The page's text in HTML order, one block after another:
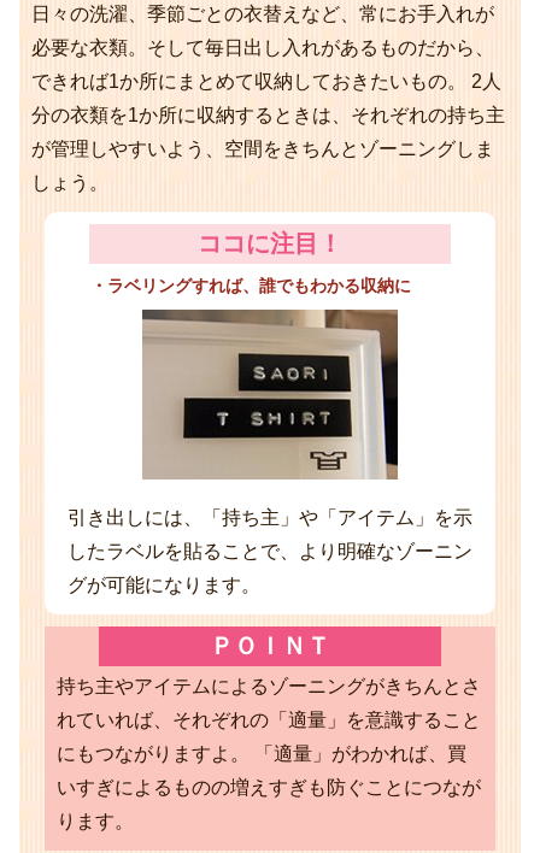
日々の洗濯、季節ごとの衣替えなど、常にお手入れが
必要な衣類。そして毎日出し入れがあるものだから、
できれば1か所にまとめて収納しておきたいもの。 2人
分の衣類を1か所に収納するときは、それぞれの持ち主
が管理しやすいよう、空間をきちんとゾーニングしま
しょう。
ココに注目！
・ラベリングすれば、誰でもわかる収納に
引き出しには、「持ち主」や「アイテム」を示
したラベルを貼ることで、より明確なゾーニン
グが可能になります。
ＰＯＩＮＴ
持ち主やアイテムによるゾーニングがきちんとさ
れていれば、それぞれの「適量」を意識すること
にもつながりますよ。 「適量」がわかれば、買
いすぎによるものの増えすぎも防ぐことにつなが
ります。